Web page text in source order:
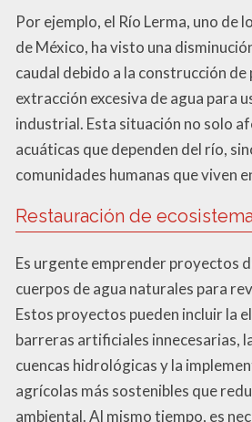
Por ejemplo, el Río Lerma, uno de
de México, ha visto una
caudal debido a la construcción de
extracción excesiva de agua para
industrial. Esta situación no solo
acuáticas que dependen del río,
comunidades humanas que viven
Restauración de
Es urgente emprender proyectos
cuerpos de agua naturales para
Estos proyectos pueden incluir la
barreras artificiales innecesarias,
cuencas hidrológicas y la
agrícolas más sostenibles que
ambiental. Al mismo tiempo, es